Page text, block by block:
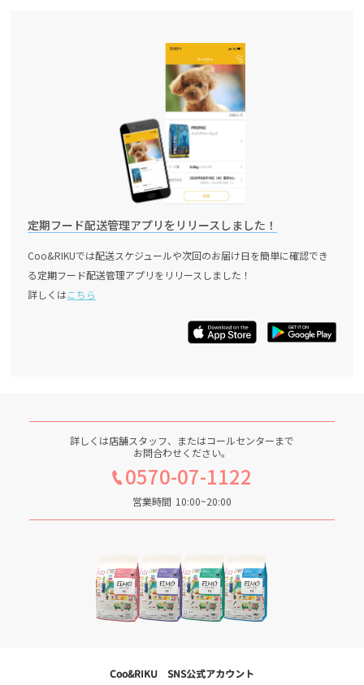
定期フード配送管理アプリをリリースしました！
Coo&RIKUでは配送スケジュールや次回のお届け日を簡単に確認でき
る定期フード配送管理アプリをリリースしました！
詳しくはこちら
詳しくは店舗スタッフ、またはコールセンターまで
お問合わせください。
0570-07-1122
営業時間 10:00~20:00
Coo&RIKU SNS公式アカウント